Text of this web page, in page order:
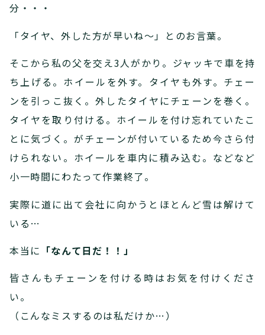
分・・・
「タイヤ、外した方が早いね～」とのお言葉。
そこから私の父を交え3人がかり。ジャッキで車を持
ち上げる。ホイールを外す。タイヤも外す。チェー
ンを引っこ抜く。外したタイヤにチェーンを巻く。
タイヤを取り付ける。ホイールを付け忘れていたこ
とに気づく。がチェーンが付いているため今さら付
けられない。ホイールを車内に積み込む。などなど
小一時間にわたって作業終了。
実際に道に出て会社に向かうとほとんど雪は解けて
いる…
本当に 「なんて日だ！！」
皆さんもチェーンを付ける時はお気を付けくださ
い。
（こんなミスするのは私だけか…）